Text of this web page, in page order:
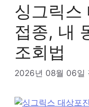
싱그릭스
접종, 내
조회법
2026년 08월 06일